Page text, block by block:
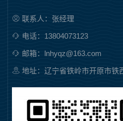
联系人：张经理
电话：13804073123
邮箱：lnhyqz@163.com
地址：辽宁省铁岭市开原市铁